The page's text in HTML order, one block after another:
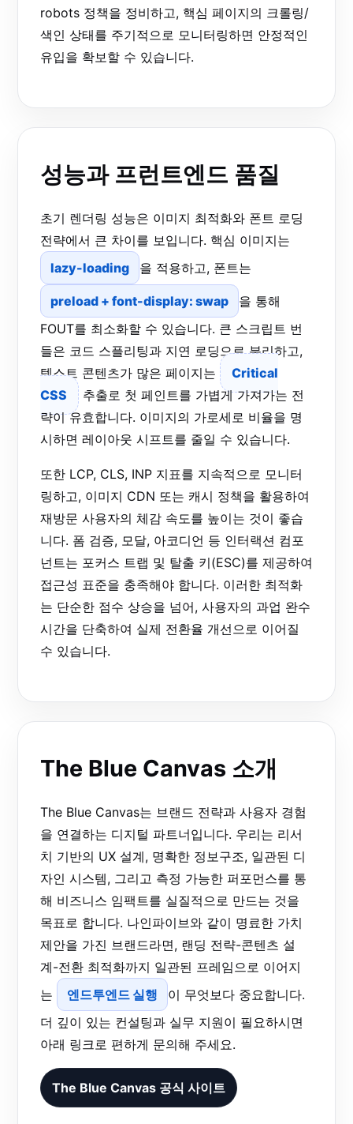
robots 정책을 정비하고, 핵심 페이지의 크롤링/
색인 상태를 주기적으로 모니터링하면 안정적인
유입을 확보할 수 있습니다.
성능과 프런트엔드 품질
초기 렌더링 성능은 이미지 최적화와 폰트 로딩
전략에서 큰 차이를 보입니다. 핵심 이미지는
lazy-loading
을 적용하고, 폰트는
preload + font-display: swap
을 통해
FOUT를 최소화할 수 있습니다. 큰 스크립트 번
들은 코드 스플리팅과 지연 로딩으로 분리하고,
텍스트 콘텐츠가 많은 페이지는
Critical
CSS
추출로 첫 페인트를 가볍게 가져가는 전
략이 유효합니다. 이미지의 가로세로 비율을 명
시하면 레이아웃 시프트를 줄일 수 있습니다.
또한 LCP, CLS, INP 지표를 지속적으로 모니터
링하고, 이미지 CDN 또는 캐시 정책을 활용하여
재방문 사용자의 체감 속도를 높이는 것이 좋습
니다. 폼 검증, 모달, 아코디언 등 인터랙션 컴포
넌트는 포커스 트랩 및 탈출 키(ESC)를 제공하여
접근성 표준을 충족해야 합니다. 이러한 최적화
는 단순한 점수 상승을 넘어, 사용자의 과업 완수
시간을 단축하여 실제 전환율 개선으로 이어질
수 있습니다.
The Blue Canvas 소개
The Blue Canvas는 브랜드 전략과 사용자 경험
을 연결하는 디지털 파트너입니다. 우리는 리서
치 기반의 UX 설계, 명확한 정보구조, 일관된 디
자인 시스템, 그리고 측정 가능한 퍼포먼스를 통
해 비즈니스 임팩트를 실질적으로 만드는 것을
목표로 합니다. 나인파이브와 같이 명료한 가치
제안을 가진 브랜드라면, 랜딩 전략-콘텐츠 설
계-전환 최적화까지 일관된 프레임으로 이어지
는
엔드투엔드 실행
이 무엇보다 중요합니다.
더 깊이 있는 컨설팅과 실무 지원이 필요하시면
아래 링크로 편하게 문의해 주세요.
The Blue Canvas 공식 사이트